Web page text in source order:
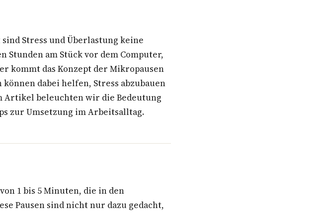
Stress und Überlastung keine
Stunden am Stück vor dem Computer,
kommt das Konzept der Mikropausen
dabei helfen, Stress abzubauen
Artikel beleuchten wir die Bedeutung
zur Umsetzung im Arbeitsalltag.
1 bis 5 Minuten, die in den
Pausen sind nicht nur dazu gedacht,